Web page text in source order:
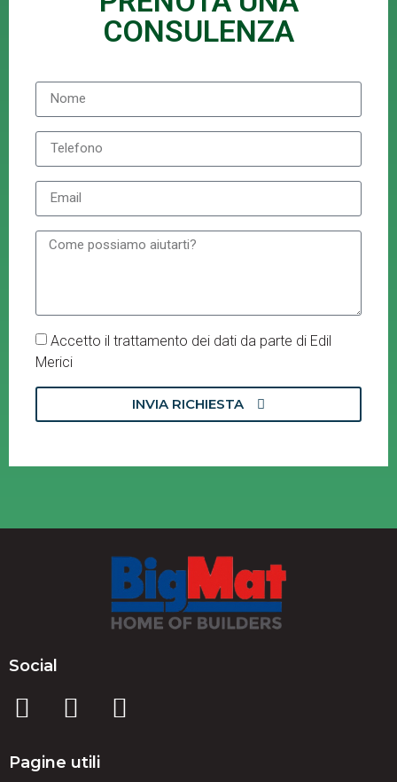
CONSULENZA
Accetto il trattamento dei dati da parte di Edil
Merici
INVIA RICHIESTA
Social
Pagine utili